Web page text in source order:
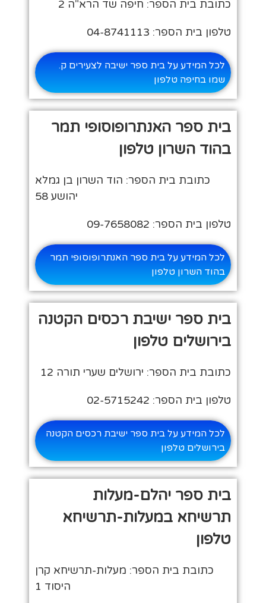
כתובת בית הספר: חיפה שד הרא"ה 2
טלפון בית הספר: 04-8741113
לכל המידע על בית ספר ישיבה לצעירים ק.
שמו בחיפה טלפון
בית ספר האנתרופוסופי תמר
בהוד השרון טלפון
כתובת בית הספר: הוד השרון בן גמלא
יהושע 58
טלפון בית הספר: 09-7658082
לכל המידע על בית ספר האנתרופוסופי תמר
בהוד השרון טלפון
בית ספר ישיבת רכסים הקטנה
בירושלים טלפון
כתובת בית הספר: ירושלים שערי תורה 12
טלפון בית הספר: 02-5715242
לכל המידע על בית ספר ישיבת רכסים הקטנה
בירושלים טלפון
בית ספר יהלם-מעלות
תרשיחא במעלות-תרשיחא
טלפון
כתובת בית הספר: מעלות-תרשיחא קרן
היסוד 1